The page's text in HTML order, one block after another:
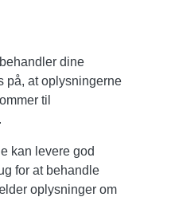
dine
på, at oplysningerne
til
kan levere god
for at behandle
oplysninger om